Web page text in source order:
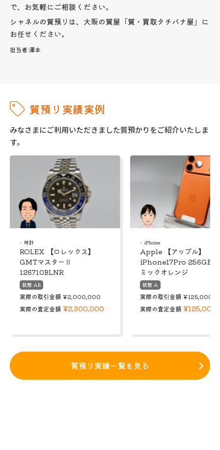
で、お気軽にご相談ください。
シャネルの質預りは、大阪の質屋「質・買取タチバナ屋」に
お任せください。
担当者:澤本
質預り実績実例
みなさまにご利用いただきました質預かりをご紹介いたしま
す。
時計
ROLEX 【ロレックス】
GMTマスターⅡ
126710BLNR
状態 AB
実際の取引金額 ¥2,000,000
実際の査定金額 ¥2,300,000
iPhone
Apple 【アップル】
iPhone17Pro 256GB
ミックオレンジ
状態 A
実際の取引金額 ¥125,000
実際の査定金額 ¥125,000
質預り実績一覧を見る